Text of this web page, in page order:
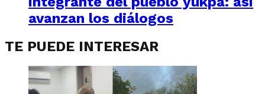
avanzan los diálogos
TE PUEDE INTERESAR